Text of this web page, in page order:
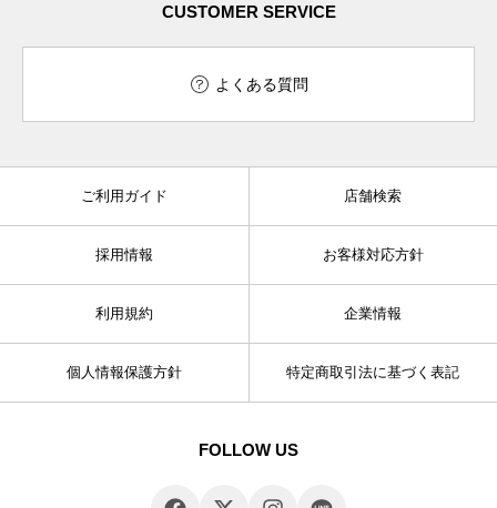
CUSTOMER SERVICE
よくある質問
ご利用ガイド 店舗検索
採用情報 お客様対応方針
利用規約 企業情報
個人情報保護方針 特定商取引法に基づく表記
FOLLOW US